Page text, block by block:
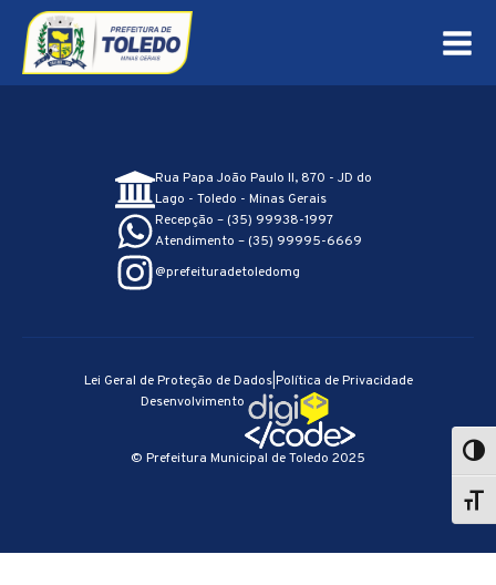
Rua Papa João Paulo II, 870 - JD do
Lago - Toledo - Minas Gerais
Recepção – (35) 99938-1997
Atendimento – (35) 99995-6669
@prefeituradetoledomg
© Prefeitura Municipal de Toledo 2025
Lei Geral de Proteção de Dados|Política de Privacidade
Desenvolvimento